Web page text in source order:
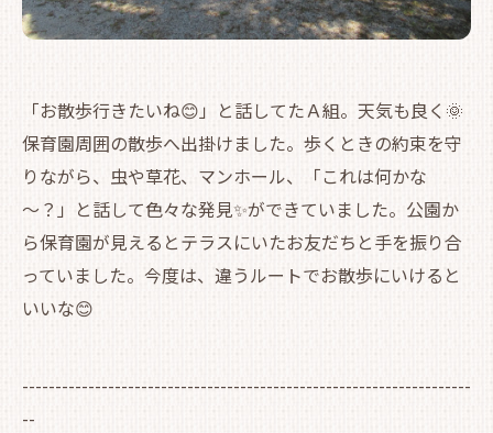
「お散歩行きたいね😊」と話してたＡ組。天気も良く🌞
保育園周囲の散歩へ出掛けました。歩くときの約束を守
りながら、虫や草花、マンホール、「これは何かな
～？」と話して色々な発見✨ができていました。公園か
ら保育園が見えるとテラスにいたお友だちと手を振り合
っていました。今度は、違うルートでお散歩にいけると
いいな😊
--------------------------------------------------------------------
--